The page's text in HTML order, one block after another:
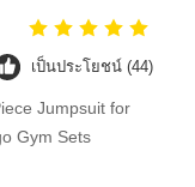
เป็นประโยชน์ (44)
Jumpsuit for
Gym Sets